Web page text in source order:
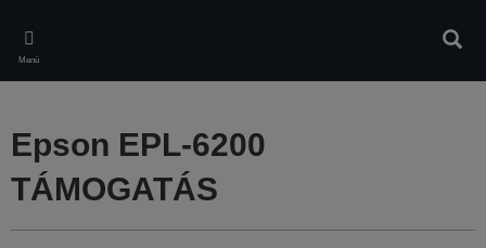
main
content
Menü
Epson EPL-6200
TÁMOGATÁS